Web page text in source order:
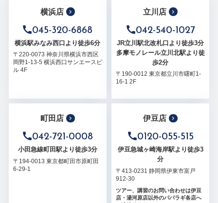
横浜店
045-320-6868
横浜駅みなみ西口より徒歩6分
〒220-0073 神奈川県横浜市西区
岡野1-13-5 横浜西口サンエースビ
ル 4F
立川店
042-540-1027
JR立川駅北改札口より徒歩3分
多摩モノレール立川北駅より徒
歩2分
〒190-0012 東京都立川市曙町1-
16-1 2F
町田店
042-721-0008
小田急線町田駅より徒歩3分
〒194-0013 東京都町田市原町田
6-29-1
伊豆店
0120-055-515
伊豆急城ヶ崎海岸駅より徒歩3
分
〒413-0231 静岡県伊東市富戸
912-30
ツアー、講習のお問い合わせは伊豆
店・湯河原店以外のパパラギ各店へ